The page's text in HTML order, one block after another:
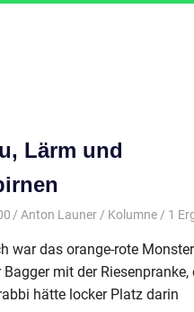
Lärm und
Anton Launer Kolumne / 1
war das orange-rote
Bagger mit der Riesenpranke,
hätte locker Platz darin